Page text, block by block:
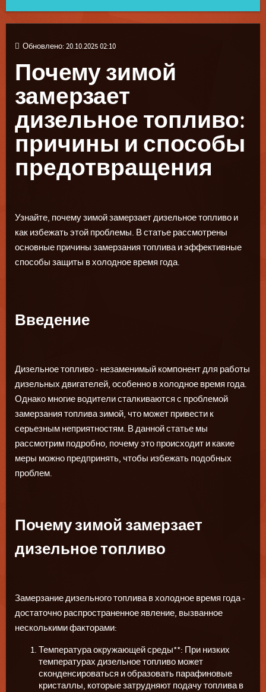
Обновлено: 20.10.2025 02:10
Почему зимой
замерзает
дизельное топливо:
причины и способы
предотвращения
Узнайте, почему зимой замерзает дизельное топливо и
как избежать этой проблемы. В статье рассмотрены
основные причины замерзания топлива и эффективные
способы защиты в холодное время года.
Введение
Дизельное топливо - незаменимый компонент для работы
дизельных двигателей, особенно в холодное время года.
Однако многие водители сталкиваются с проблемой
замерзания топлива зимой, что может привести к
серьезным неприятностям. В данной статье мы
рассмотрим подробно, почему это происходит и какие
меры можно предпринять, чтобы избежать подобных
проблем.
Почему зимой замерзает
дизельное топливо
Замерзание дизельного топлива в холодное время года -
достаточно распространенное явление, вызванное
несколькими факторами:
Температура окружающей среды**: При низких
температурах дизельное топливо может
сконденсироваться и образовать парафиновые
кристаллы, которые затрудняют подачу топлива в